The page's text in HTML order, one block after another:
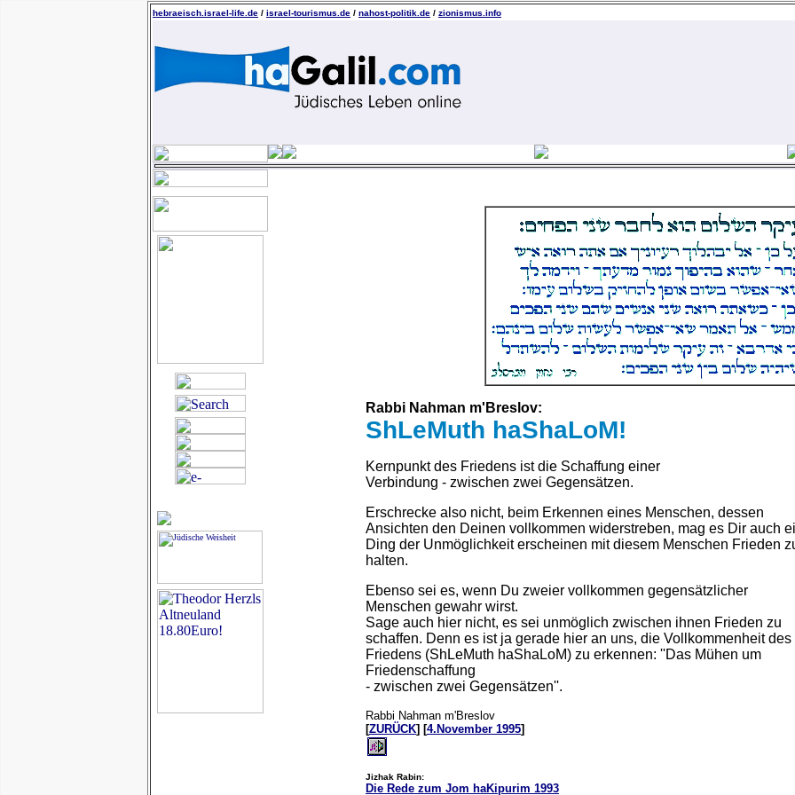
hebraeisch.israel-life.de / israel-tourismus.de / nahost-politik.de / zionismus.info
Rabbi Nahman m'Breslov:
ShLeMuth haShaLoM!
Kernpunkt des Friedens ist die Schaffung einer
Verbindung - zwischen zwei Gegensätzen.
Erschrecke also nicht, beim Erkennen eines Menschen, dessen
Ansichten den Deinen vollkommen widerstreben, mag es Dir auch
Ding der Unmöglichkeit erscheinen mit diesem Menschen Frieden
halten.
Ebenso sei es, wenn Du zweier vollkommen gegensätzlicher
Menschen gewahr wirst.
Sage auch hier nicht, es sei unmöglich zwischen ihnen Frieden zu
schaffen. Denn es ist ja gerade hier an uns, die Vollkommenheit des
Friedens (ShLeMuth haShaLoM) zu erkennen: ''Das Mühen um
Friedenschaffung
- zwischen zwei Gegensätzen''.
Rabbi Nahman m'Breslov
[ZURÜCK] [4.November 1995]
Jizhak Rabin:
Die Rede zum Jom haKipurim 1993